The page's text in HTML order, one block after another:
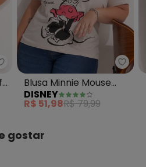
Disney - Blusa Minnie Mouse
Blusa Minnie Mouse
Bege
DISNEY
R$ 51,98R$ 79,99
gostar